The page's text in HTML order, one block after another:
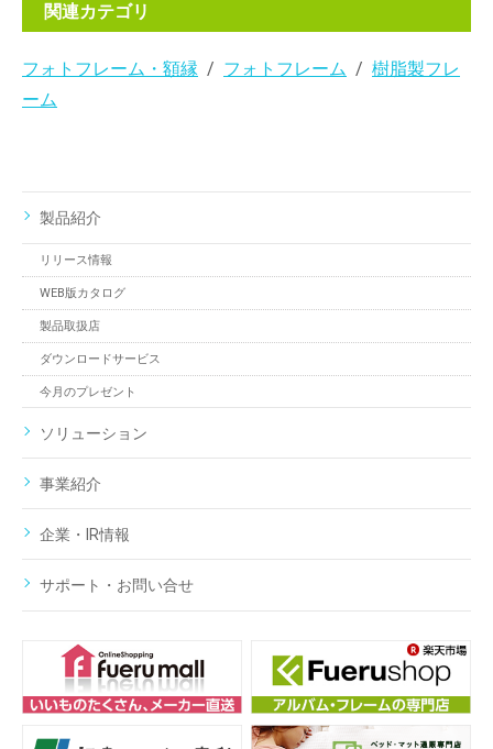
関連カテゴリ
フォトフレーム・額縁 フォトフレーム
樹脂製フレ
ーム
製品紹介
リリース情報
WEB版カタログ
製品取扱店
ダウンロードサービス
今月のプレゼント
ソリューション
事業紹介
企業・IR情報
サポート・お問い合せ